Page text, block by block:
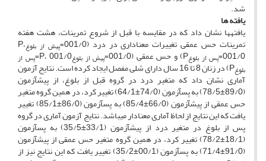
شد.
یافته ­ها
یافته­ها نشان داد که در مقایسه با قبل از شروع تمرینات، هشت هفته
تمرینات حس عمقی تغییرات معناداری در درد (001/0= پیش از بلوغP،
001/0= پس از بلوغP) و حس عمقی (001/0= پیش از بلوغP، 001/0= پس از
بلوغ
P) در زنان 8 تا 16 سال دارای شلی مفصل ایجاد کرده است. نتایج آزمون
آماری نشان داد که متغیر درد در گروه قبل از بلوغ، از پیش­آزمون
(89/0±78/5) به پس­آزمون (74/0±64/1) تغییر کرد، در همین گروه متغیر
حس عمقی از پیش­آزمون (66/0±85/4) به پس­آزمون (86/0±85/1) تغییر
یافت که این نتایج از لحاظ آماری معنادار می­باشد. نتایج آزمون آماری در گروه
پس از بلوغ در متغیر درد از پیش­آزمون (33/1±35/5) به پس­آزمون
(18/1±78/2) تغییر کرد، در همین گروه متغیر حس عمقی از پیش­آزمون
(91/0±71/4) به پس­آزمون (00/1±35/2) تغییر یافت که این نتایج نیز از